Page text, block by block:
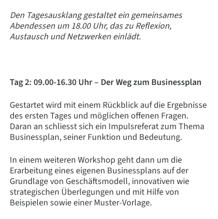
Den Tagesausklang gestaltet ein gemeinsames
Abendessen um 18.00 Uhr, das zu Reflexion,
Austausch und Netzwerken einlädt.
Tag 2: 09.00-16.30 Uhr – Der Weg zum Businessplan
Gestartet wird mit einem Rückblick auf die Ergebnisse
des ersten Tages und möglichen offenen Fragen.
Daran an schliesst sich ein Impulsreferat zum Thema
Businessplan, seiner Funktion und Bedeutung.
In einem weiteren Workshop geht dann um die
Erarbeitung eines eigenen Businessplans auf der
Grundlage von Geschäftsmodell, innovativen wie
strategischen Überlegungen und mit Hilfe von
Beispielen sowie einer Muster-Vorlage.